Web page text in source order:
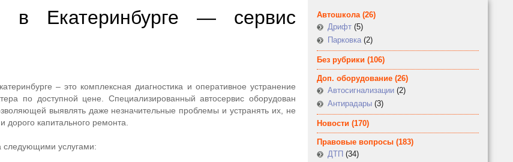
в Екатеринбурге — сервис
– это комплексная диагностика и оперативное устранение
по доступной цене. Специализированный автосервис оборудован
выявлять даже незначительные проблемы и устранять их, не
капитального ремонта.
следующими услугами:
Автошкола(26)
Дрифт (5)
Парковка (2)
Без рубрики (106)
Доп. оборудование (26)
Автосигнализации (2)
Антирадары (3)
Новости (170)
Правовые вопросы (183)
ДТП (34)